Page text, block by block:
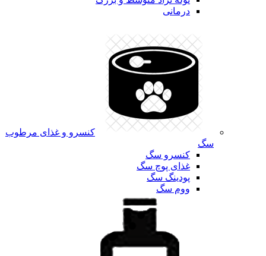
درمانی
کنسرو و غذای مرطوب
سگ
کنسرو سگ
غذای پوچ سگ
پودینگ سگ
ووم سگ